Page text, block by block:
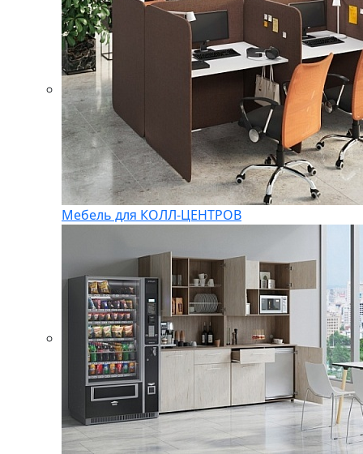
Мебель для КОЛЛ-ЦЕНТРОВ